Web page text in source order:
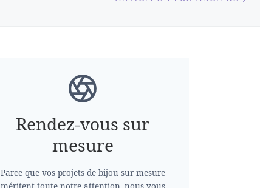
Rendez-vous sur
mesure
Parce que vos projets de bijou sur mesure